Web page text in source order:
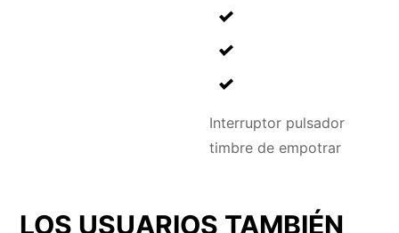
Interruptor pulsador
timbre de empotrar
LOS USUARIOS TAMBIÉN